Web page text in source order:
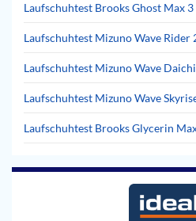
Laufschuhtest Brooks Ghost Max 3
Laufschuhtest Mizuno Wave Rider
Laufschuhtest Mizuno Wave
Laufschuhtest Mizuno Wave
Laufschuhtest Brooks Glycerin